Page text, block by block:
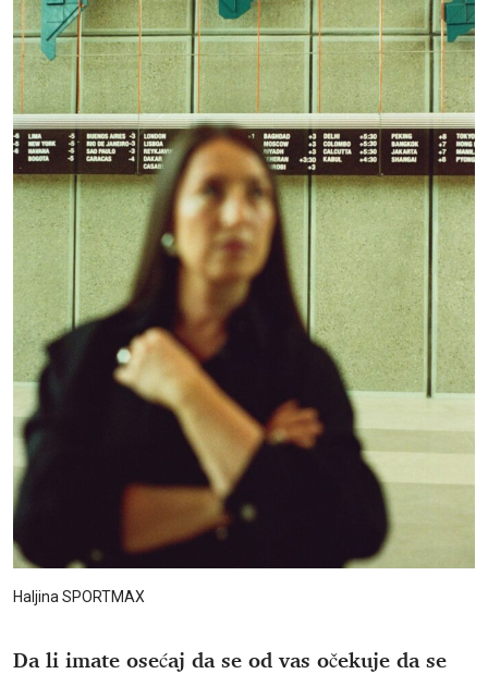
Haljina SPORTMAX
Da li imate osećaj da se od vas očekuje da se